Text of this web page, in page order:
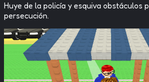
Huye de la policía y esquiva obstáculos
persecución.